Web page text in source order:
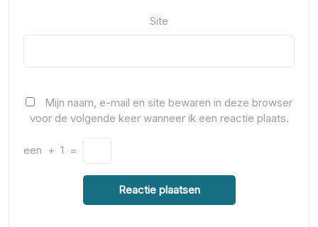
Site
Mijn naam, e-mail en site bewaren in deze browser
voor de volgende keer wanneer ik een reactie plaats.
een + 1 =